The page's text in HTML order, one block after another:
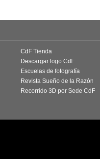
CdF Tienda
Descargar logo CdF
Escuelas de fotografía
Revista Sueño de la Razón
Recorrido 3D por Sede CdF